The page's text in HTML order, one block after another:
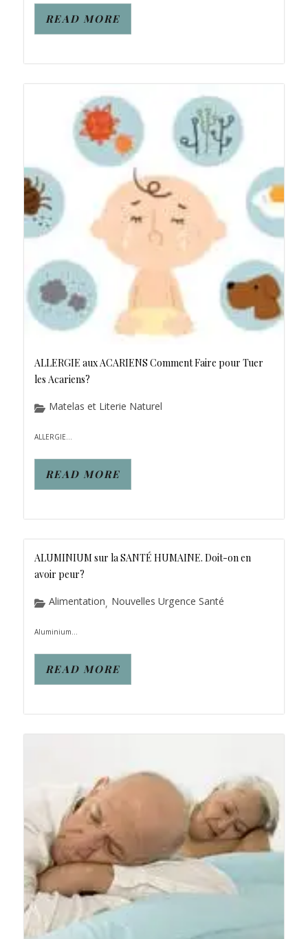
READ MORE
ALLERGIE aux ACARIENS Comment Faire pour Tuer
les Acariens?
Matelas et Literie Naturel
ALLERGIE...
READ MORE
ALUMINIUM sur la SANTÉ HUMAINE. Doit-on en
avoir peur?
Alimentation, Nouvelles Urgence Santé
Aluminium...
READ MORE